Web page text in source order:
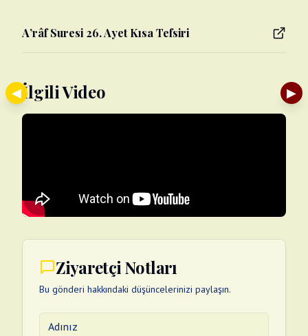
A’râf Suresi 26. Ayet Kısa Tefsiri
İlgili Video
Ziyaretçi Notları
Bu gönderi hakkındaki düşüncelerinizi paylaşın.
◀ ▶